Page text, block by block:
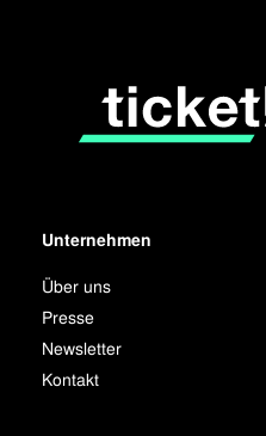
Unternehmen
Über uns
Presse
Newsletter
Kontakt